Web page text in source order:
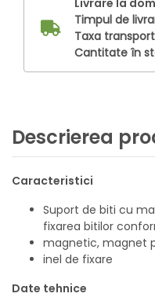
Timpul de
Taxa
Cantitate în
Descrierea
Caracteristici
Suport de biti cu
fixarea bitilor
magnetic, magnet
inel de fixare
Date tehnice